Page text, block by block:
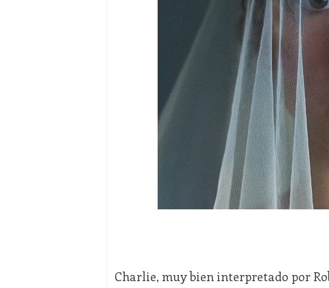
Charlie, muy bien interpretado por